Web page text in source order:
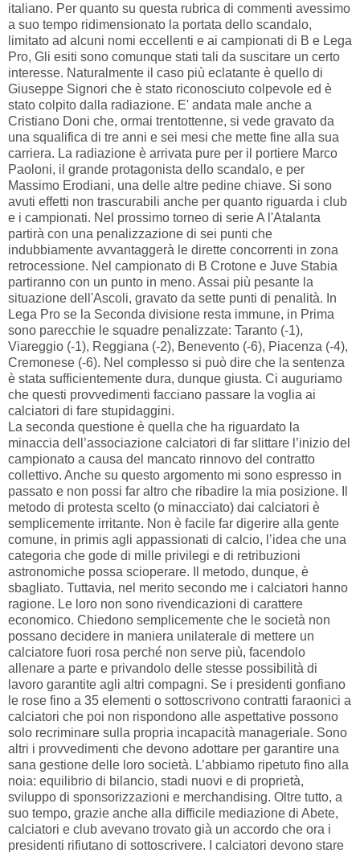
italiano. Per quanto su questa rubrica di commenti avessimo
a suo tempo ridimensionato la portata dello scandalo,
limitato ad alcuni nomi eccellenti e ai campionati di B e Lega
Pro, Gli esiti sono comunque stati tali da suscitare un certo
interesse. Naturalmente il caso più eclatante è quello di
Giuseppe Signori che è stato riconosciuto colpevole ed è
stato colpito dalla radiazione. E' andata male anche a
Cristiano Doni che, ormai trentottenne, si vede gravato da
una squalifica di tre anni e sei mesi che mette fine alla sua
carriera. La radiazione è arrivata pure per il portiere Marco
Paoloni, il grande protagonista dello scandalo, e per
Massimo Erodiani, una delle altre pedine chiave. Si sono
avuti effetti non trascurabili anche per quanto riguarda i club
e i campionati. Nel prossimo torneo di serie A l'Atalanta
partirà con una penalizzazione di sei punti che
indubbiamente avvantaggerà le dirette concorrenti in zona
retrocessione. Nel campionato di B Crotone e Juve Stabia
partiranno con un punto in meno. Assai più pesante la
situazione dell'Ascoli, gravato da sette punti di penalità. In
Lega Pro se la Seconda divisione resta immune, in Prima
sono parecchie le squadre penalizzate: Taranto (-1),
Viareggio (-1), Reggiana (-2), Benevento (-6), Piacenza (-4),
Cremonese (-6). Nel complesso si può dire che la sentenza
è stata sufficientemente dura, dunque giusta. Ci auguriamo
che questi provvedimenti facciano passare la voglia ai
calciatori di fare stupidaggini.
La seconda questione è quella che ha riguardato la
minaccia dell’associazione calciatori di far slittare l’inizio del
campionato a causa del mancato rinnovo del contratto
collettivo. Anche su questo argomento mi sono espresso in
passato e non possi far altro che ribadire la mia posizione. Il
metodo di protesta scelto (o minacciato) dai calciatori è
semplicemente irritante. Non è facile far digerire alla gente
comune, in primis agli appassionati di calcio, l’idea che una
categoria che gode di mille privilegi e di retribuzioni
astronomiche possa scioperare. Il metodo, dunque, è
sbagliato. Tuttavia, nel merito secondo me i calciatori hanno
ragione. Le loro non sono rivendicazioni di carattere
economico. Chiedono semplicemente che le società non
possano decidere in maniera unilaterale di mettere un
calciatore fuori rosa perché non serve più, facendolo
allenare a parte e privandolo delle stesse possibilità di
lavoro garantite agli altri compagni. Se i presidenti gonfiano
le rose fino a 35 elementi o sottoscrivono contratti faraonici a
calciatori che poi non rispondono alle aspettative possono
solo recriminare sulla propria incapacità manageriale. Sono
altri i provvedimenti che devono adottare per garantire una
sana gestione delle loro società. L’abbiamo ripetuto fino alla
noia: equilibrio di bilancio, stadi nuovi e di proprietà,
sviluppo di sponsorizzazioni e merchandising. Oltre tutto, a
suo tempo, grazie anche alla difficile mediazione di Abete,
calciatori e club avevano trovato già un accordo che ora i
presidenti rifiutano di sottoscrivere. I calciatori devono stare